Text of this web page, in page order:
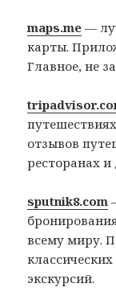
maps.me —
карты.
Главное, не
отзывов
ресторанах и
sputnik8.com
всему миру.
экскурсий.